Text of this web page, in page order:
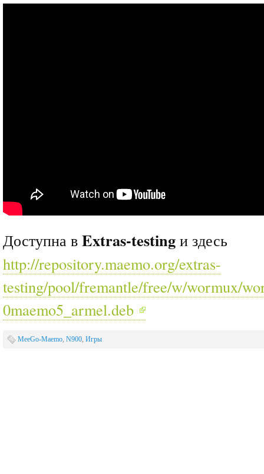
Доступна в Extras-testing и здесь
http://repository.maemo.org/extras-
testing/pool/fremantle/free/w/wormux/
0maemo5_armel.deb
MeeGo-Maemo, N900, Игры